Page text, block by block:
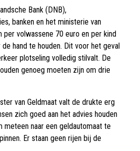
Bank (DNB),
banken en het ministerie van
per volwassene 70 euro en per kind
hand te houden. Dit voor het geval
plotseling volledig stilvalt. De
genoeg moeten zijn om drie
van Geldmaat valt de drukte erg
zich goed aan het advies houden
meteen naar een geldautomaat te
Er staan geen rijen bij de